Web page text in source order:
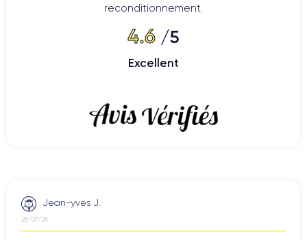
reconditionnement.
4.6 /5
Excellent
Jean-yves J.
26/07/26